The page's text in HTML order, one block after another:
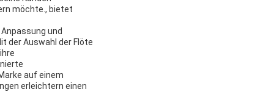
möchte., bietet
und
der Auswahl der Flöte
auf einem
erleichtern einen